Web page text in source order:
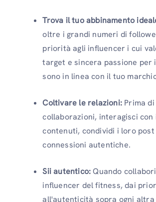
Trova il tuo abbinamento
oltre i grandi numeri di
priorità agli influencer i cui
target e sincera passione per
sono in linea con il tuo
Coltivare le relazioni: Prima
collaborazioni, interagisci con
contenuti, condividi i loro post
connessioni autentiche.
Sii autentico:Quando
influencer del fitness, dai
all'autenticità sopra ogni altra